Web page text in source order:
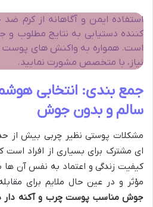
استفاده ایمن و آگاهانه از کرم
کننده دستیابی به نتایج مطلوب و
است. همواره به واکنش های پوست
نیاز، با متخصص مشورت نمایید.
جمع بندی: انتخابی
سالم و بدون جوش
مشکلات پوستی نظیر چربی بیش از
ای مشترک برای بسیاری از افراد است
کیفیت زندگی و اعتماد به نفس آن ها
مؤثر و در عین حال ملایم برای
جوش مناسب پوست چرب و آکنه دار